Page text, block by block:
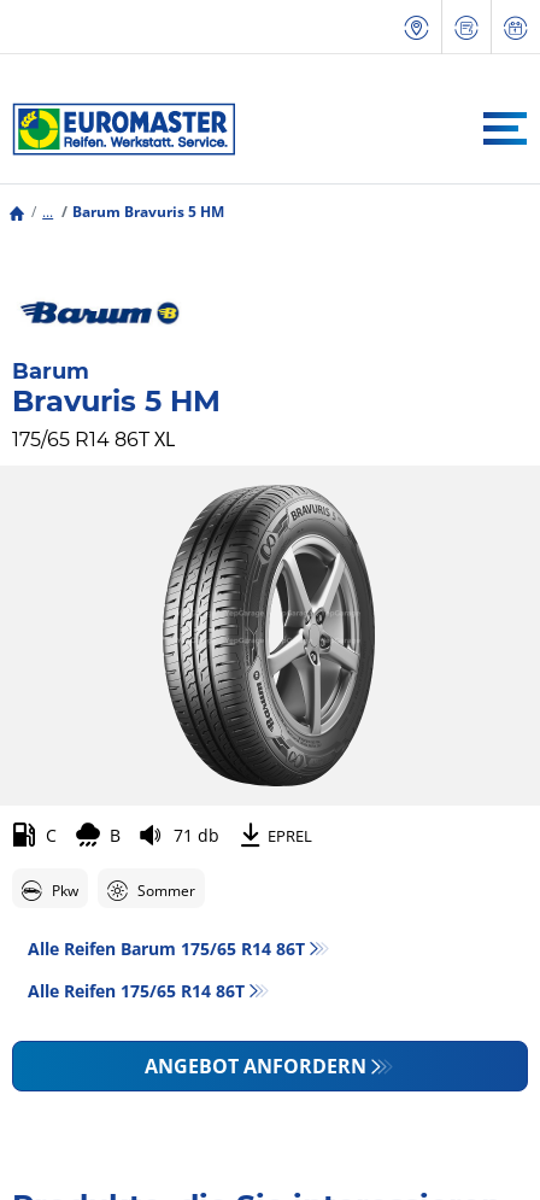
... Barum Bravuris 5 HM
Barum
Bravuris 5 HM
175/65 R14 86T XL
C B 71 db EPREL
Pkw Sommer
Alle Reifen Barum 175/65 R14 86T
Alle Reifen‎ 175/65 R14 86T
ANGEBOT ANFORDERN